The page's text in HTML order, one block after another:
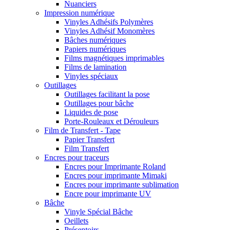
Nuanciers
Impression numérique
Vinyles Adhésifs Polymères
Vinyles Adhésif Monomères
Bâches numériques
Papiers numériques
Films magnétiques imprimables
Films de lamination
Vinyles spéciaux
Outillages
Outillages facilitant la pose
Outillages pour bâche
Liquides de pose
Porte-Rouleaux et Dérouleurs
Film de Transfert - Tape
Papier Transfert
Film Transfert
Encres pour traceurs
Encres pour Imprimante Roland
Encres pour imprimante Mimaki
Encres pour imprimante sublimation
Encre pour imprimante UV
Bâche
Vinyle Spécial Bâche
Oeillets